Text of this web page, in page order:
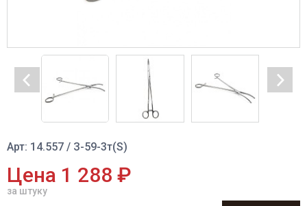
Арт: 14.557 / З-59-3т(S)
Цена 1 288 ₽
за штуку